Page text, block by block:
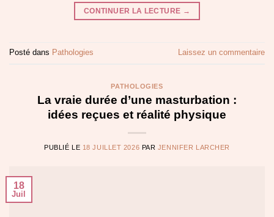
CONTINUER LA LECTURE →
Posté dans Pathologies Laissez un commentaire
PATHOLOGIES
La vraie durée d’une masturbation :
idées reçues et réalité physique
PUBLIÉ LE 18 JUILLET 2026 PAR JENNIFER LARCHER
18
Juil